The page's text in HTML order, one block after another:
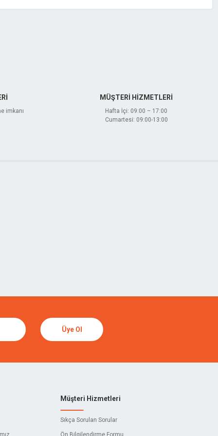
imkanı
MÜŞTERİ HİZMETLERİ
Hafta İçi: 09:00 – 17:00
Cumartesi: 09:00-13:00
Üye Ol
Müşteri Hizmetleri
Sıkça Sorulan Sorular
Ön Bilgilendirme Formu